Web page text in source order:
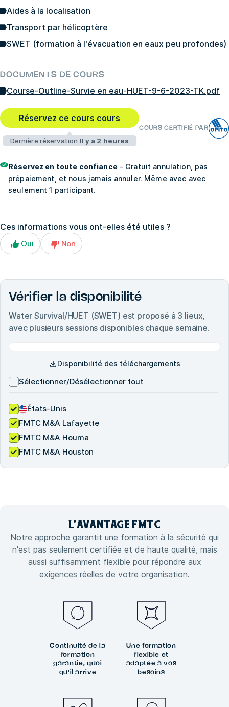
Aides à la localisation
Transport par hélicoptère
SWET (formation à l'évacuation en eaux peu profondes)
DOCUMENTS DE COURS
Course-Outline-Survie en eau-HUET-9-6-2023-TK.pdf
Réservez ce cours cours
Dernière réservation Il y a 2 heures
COURS CERTIFIÉ PAR
Réservez en toute confiance- Gratuit annulation, pas
prépaiement, et nous jamais annuler. Même avec avec
seulement 1 participant.
Ces informations vous ont-elles été utiles ?
Oui Non
Vérifier la disponibilité
Water Survival/HUET (SWET) est proposé à 3 lieux,
avec plusieurs sessions disponibles chaque semaine.
Disponibilité des téléchargements
Sélectionner/Désélectionner tout
États-Unis
FMTC M&A Lafayette
FMTC M&A Houma
FMTC M&A Houston
L'AVANTAGE FMTC
Notre approche garantit une formation à la sécurité qui
n'est pas seulement certifiée et de haute qualité, mais
aussi suffisamment flexible pour répondre aux
exigences réelles de votre organisation.
Continuité de la
formation
garantie, quoi
qu'il arrive
Une formation
flexible et
adaptée à vos
besoins